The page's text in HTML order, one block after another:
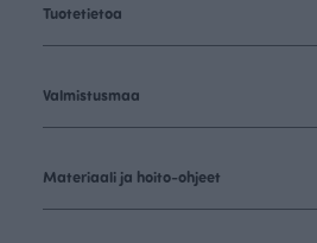
Tuotetietoa
Valmistusmaa
Materiaali ja hoito-ohjeet